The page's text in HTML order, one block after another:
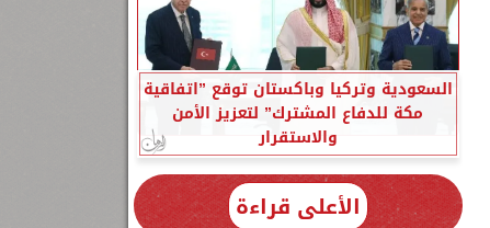
السعودية وتركيا وباكستان توقع ”اتفاقية
مكة للدفاع المشترك” لتعزيز الأمن
والاستقرار
الأعلى قراءة